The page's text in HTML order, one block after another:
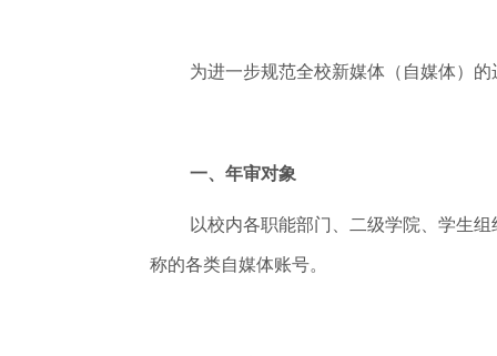
为进一步规范全校新媒体（自媒体）
一、年审对象
以校内各职能部门、二级学院、学生
称的各类自媒体账号。